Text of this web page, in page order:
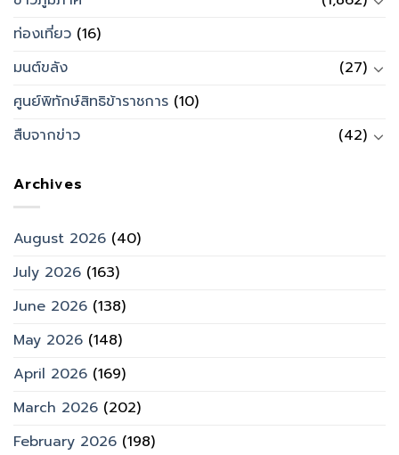
ท่องเที่ยว (16)
มนต์ขลัง
(27)
ศูนย์พิทักษ์สิทธิข้าราชการ (10)
สืบจากข่าว
(42)
Archives
August 2026 (40)
July 2026 (163)
June 2026 (138)
May 2026 (148)
April 2026 (169)
March 2026 (202)
February 2026 (198)